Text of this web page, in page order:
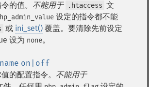
的值。 不能用于 .htaccess 文
设定的指令都不能
或 ini_set() 覆盖。要清除先前设定
设为 none。
name on|off
的配置指令。 不能用于